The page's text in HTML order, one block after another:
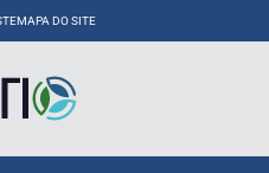
MAPA DO SITE